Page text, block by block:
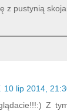
z pustynią
10 lip 2014,
Z